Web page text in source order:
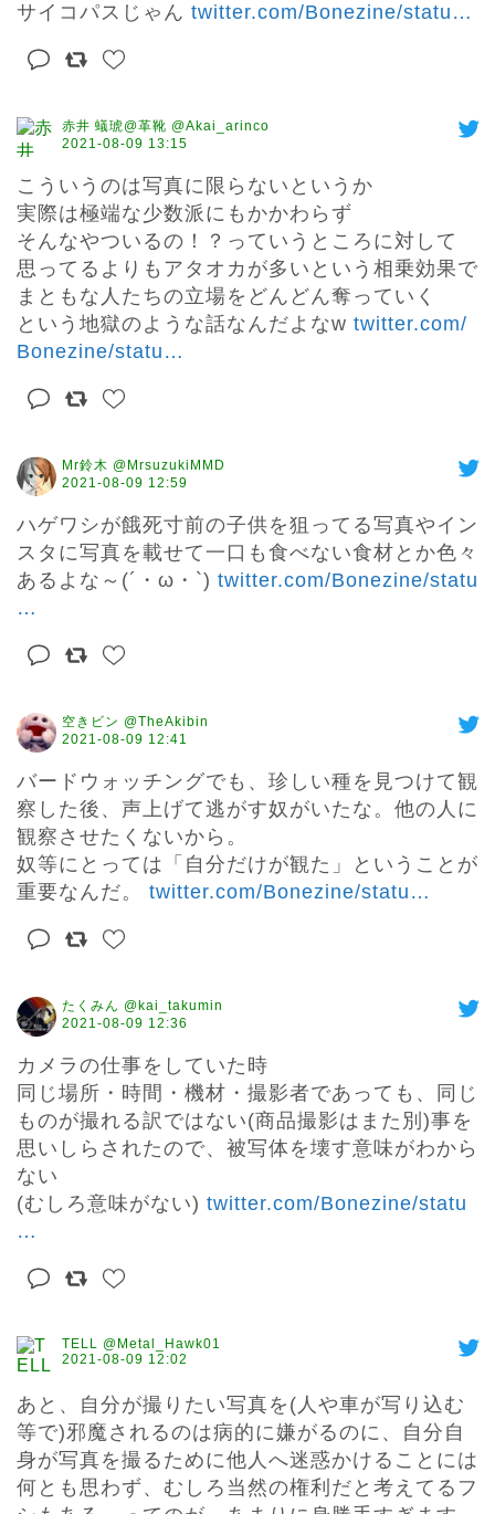
サイコパスじゃん twitter.com/Bonezine/statu …
赤井 蟻琥@革靴 @Akai_arinco
2021-08-09 13:15
こういうのは写真に限らないというか
実際は極端な少数派にもかかわらず
そんなやついるの！？っていうところに対して
思ってるよりもアタオカが多いという相乗効果で
まともな人たちの立場をどんどん奪っていく
という地獄のような話なんだよなw twitter.com/
Bonezine/statu …
Mr鈴木 @MrsuzukiMMD
2021-08-09 12:59
ハゲワシが餓死寸前の子供を狙ってる写真やイン
スタに写真を載せて一口も食べない食材とか色々
あるよな～(´・ω・`) twitter.com/Bonezine/statu
…
空きビン @TheAkibin
2021-08-09 12:41
バードウォッチングでも、珍しい種を見つけて観
察した後、声上げて逃がす奴がいたな。他の人に
観察させたくないから。
奴等にとっては「自分だけが観た」ということが
重要なんだ。 twitter.com/Bonezine/statu …
たくみん @kai_takumin
2021-08-09 12:36
カメラの仕事をしていた時
同じ場所・時間・機材・撮影者であっても、同じ
ものが撮れる訳ではない(商品撮影はまた別)事を
思いしらされたので、被写体を壊す意味がわから
ない
(むしろ意味がない) twitter.com/Bonezine/statu
…
TELL @Metal_Hawk01
2021-08-09 12:02
あと、自分が撮りたい写真を(人や車が写り込む
等で)邪魔されるのは病的に嫌がるのに、自分自
身が写真を撮るために他人へ迷惑かけることには
何とも思わず、むしろ当然の権利だと考えてるフ